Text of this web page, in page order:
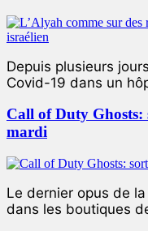
Depuis plusieurs
Covid-19 dans un
Call of Duty Ghosts:
mardi
Le dernier opus de
dans les boutiques